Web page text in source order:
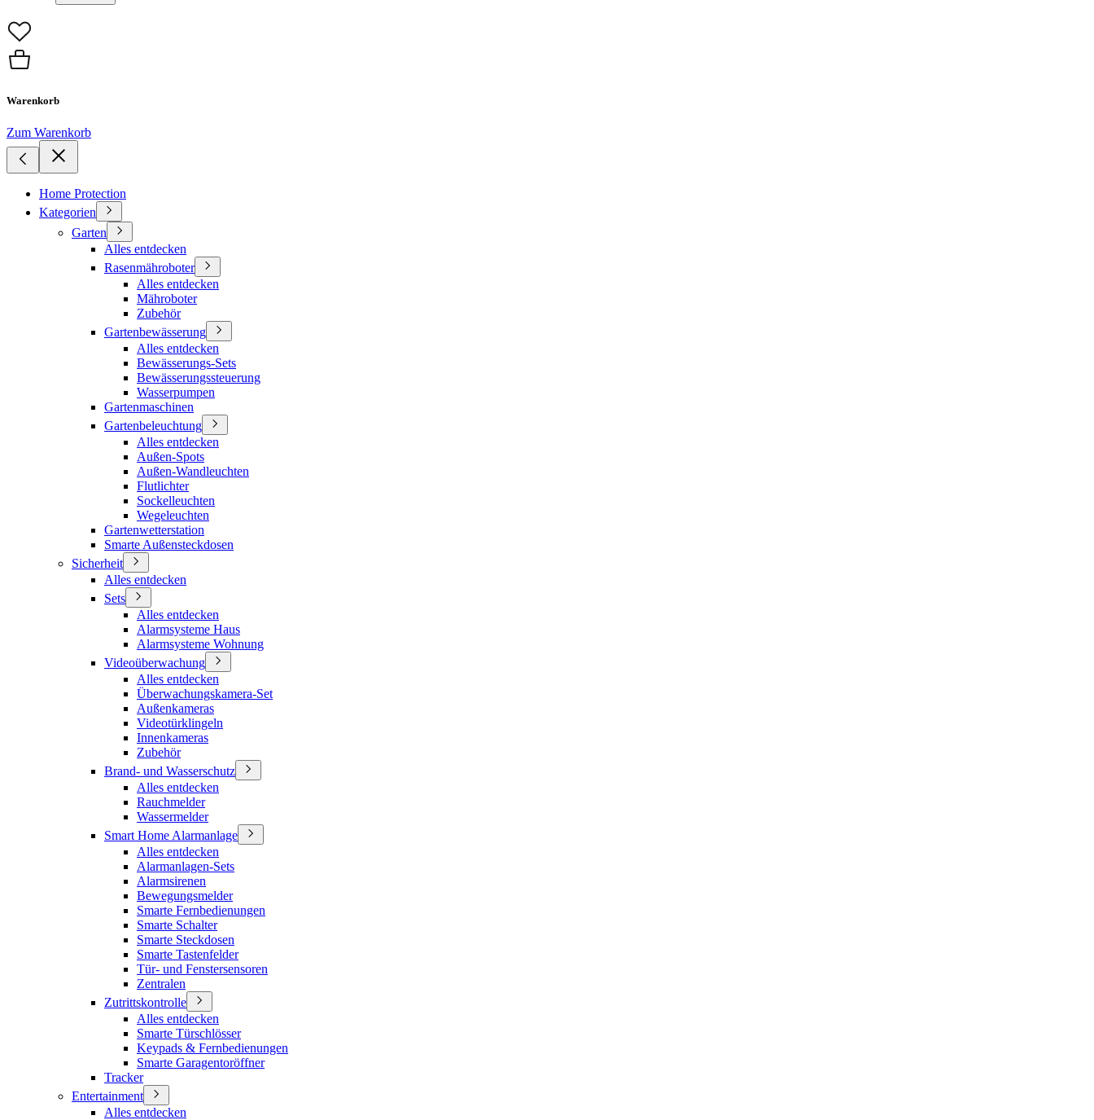
Warenkorb
Zum Warenkorb
Home Protection
Kategorien
Garten
Alles entdecken
Rasenmähroboter
Alles entdecken
Mähroboter
Zubehör
Gartenbewässerung
Alles entdecken
Bewässerungs-Sets
Bewässerungssteuerung
Wasserpumpen
Gartenmaschinen
Gartenbeleuchtung
Alles entdecken
Außen-Spots
Außen-Wandleuchten
Flutlichter
Sockelleuchten
Wegeleuchten
Gartenwetterstation
Smarte Außensteckdosen
Sicherheit
Alles entdecken
Sets
Alles entdecken
Alarmsysteme Haus
Alarmsysteme Wohnung
Videoüberwachung
Alles entdecken
Überwachungskamera-Set
Außenkameras
Videotürklingeln
Innenkameras
Zubehör
Brand- und Wasserschutz
Alles entdecken
Rauchmelder
Wassermelder
Smart Home Alarmanlage
Alles entdecken
Alarmanlagen-Sets
Alarmsirenen
Bewegungsmelder
Smarte Fernbedienungen
Smarte Schalter
Smarte Steckdosen
Smarte Tastenfelder
Tür- und Fenstersensoren
Zentralen
Zutrittskontrolle
Alles entdecken
Smarte Türschlösser
Keypads & Fernbedienungen
Smarte Garagentoröffner
Tracker
Entertainment
Alles entdecken